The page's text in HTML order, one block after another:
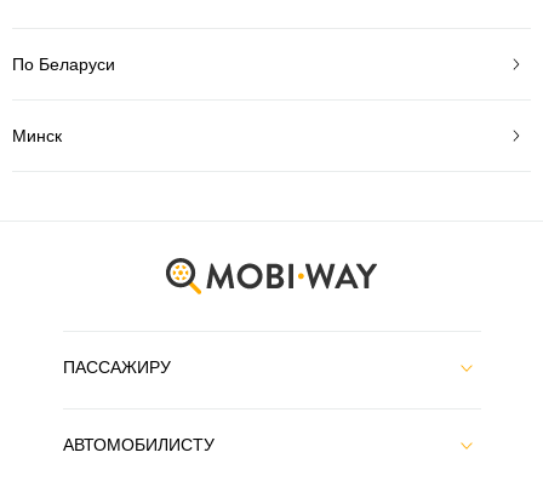
По Беларуси
Минск
ПАССАЖИРУ
АВТОМОБИЛИСТУ